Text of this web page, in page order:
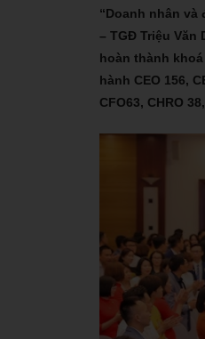
“Doanh nhân
– TGĐ Triệu
hoàn thành
hành CEO 156,
CFO63, CHRO